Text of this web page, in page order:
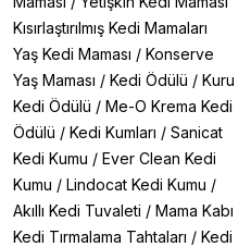
Kısırlaştırılmış Kedi Mamaları
Yaş Kedi Maması / Konserve
Yaş Maması / Kedi Ödülü / Kuru
Kedi Ödülü / Me-O Krema Kedi
Ödülü / Kedi Kumları / Sanicat
Kedi Kumu / Ever Clean Kedi
Kumu / Lindocat Kedi Kumu /
Akıllı Kedi Tuvaleti / Mama Kabı
Kedi Tırmalama Tahtaları / Kedi